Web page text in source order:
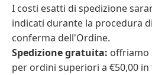
I costi esatti di spedizione
indicati durante la procedura
conferma dell'Ordine.
Spedizione gratuita: offriamo
per ordini superiori a €50,00